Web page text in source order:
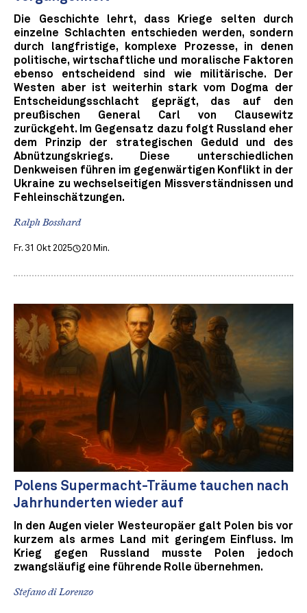
Die Geschichte lehrt, dass Kriege selten durch
einzelne Schlachten entschieden werden, sondern
durch langfristige, komplexe Prozesse, in denen
politische, wirtschaftliche und moralische Faktoren
ebenso entscheidend sind wie militärische. Der
Westen aber ist weiterhin stark vom Dogma der
Entscheidungsschlacht geprägt, das auf den
preußischen General Carl von Clausewitz
zurückgeht. Im Gegensatz dazu folgt Russland eher
dem Prinzip der strategischen Geduld und des
Abnützungskriegs. Diese unterschiedlichen
Denkweisen führen im gegenwärtigen Konflikt in der
Ukraine zu wechselseitigen Missverständnissen und
Fehleinschätzungen.
Ralph Bosshard
Fr. 31 Okt 2025 20 Min.
Polens Supermacht-Träume tauchen nach
Jahrhunderten wieder auf
In den Augen vieler Westeuropäer galt Polen bis vor
kurzem als armes Land mit geringem Einfluss. Im
Krieg gegen Russland musste Polen jedoch
zwangsläufig eine führende Rolle übernehmen.
Stefano di Lorenzo